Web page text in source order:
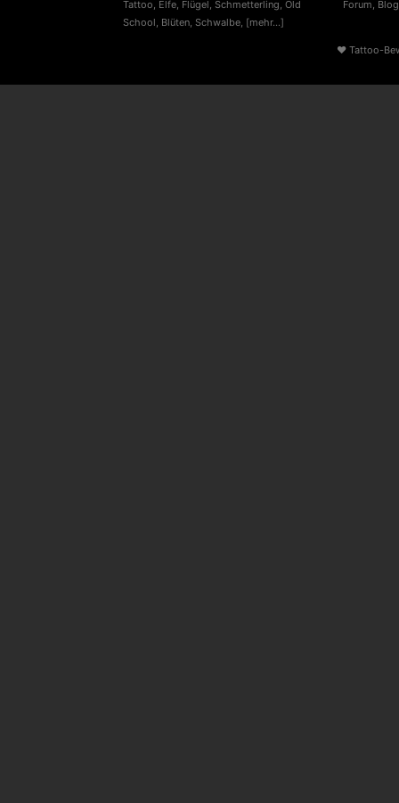
Tattoo, Elfe, Flügel, Schmetterling, Old
School, Blüten, Schwalbe, [mehr...]
Forum, Blog
♥ Tattoo-